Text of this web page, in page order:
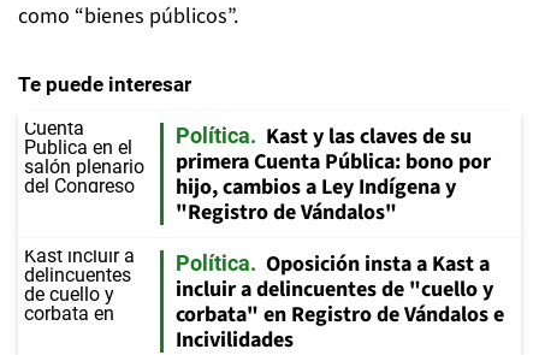
como “bienes públicos”.
Te puede interesar
Política
Kast y las claves de su
primera Cuenta Pública: bono por
hijo, cambios a Ley Indígena y
"Registro de Vándalos"
Política
Oposición insta a Kast a
incluir a delincuentes de "cuello y
corbata" en Registro de Vándalos e
Incivilidades